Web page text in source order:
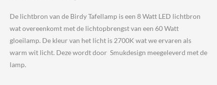
De lichtbron van de Birdy Tafellamp is een 8 Watt LED lichtbron
wat overeenkomt met de lichtopbrengst van een 60 Watt
gloeilamp. De kleur van het licht is 2700K wat we ervaren als
warm wit licht. Deze wordt door Smukdesign meegeleverd met de
lamp.